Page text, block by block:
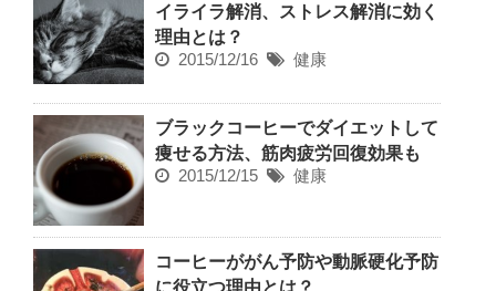
イライラ解消、ストレス解消に効く
理由とは？
2015/12/16
健康
ブラックコーヒーでダイエットして
痩せる方法、筋肉疲労回復効果も
2015/12/15
健康
コーヒーががん予防や動脈硬化予防
に役立つ理由とは？